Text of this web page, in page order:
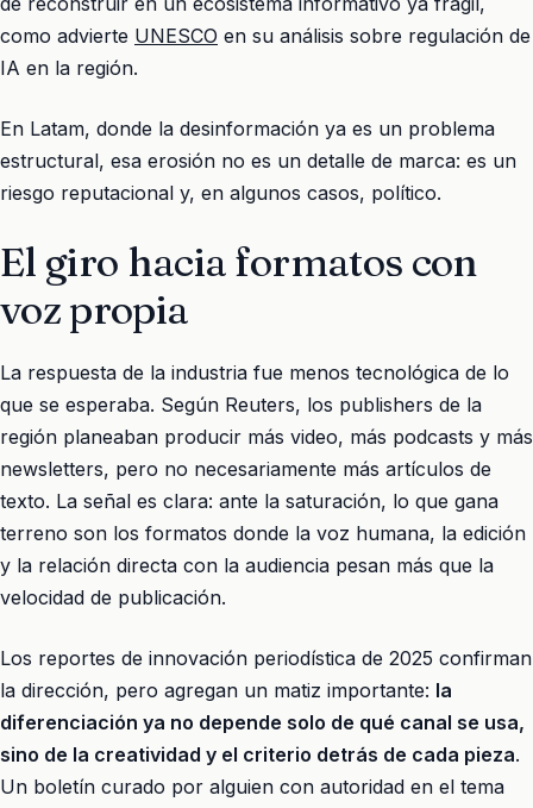
como advierte UNESCO en su análisis sobre regulación de
IA en la región.
En Latam, donde la desinformación ya es un problema
estructural, esa erosión no es un detalle de marca: es un
riesgo reputacional y, en algunos casos, político.
El giro hacia formatos con
voz propia
La respuesta de la industria fue menos tecnológica de lo
que se esperaba. Según Reuters, los publishers de la
región planeaban producir más video, más podcasts y más
newsletters, pero no necesariamente más artículos de
texto. La señal es clara: ante la saturación, lo que gana
terreno son los formatos donde la voz humana, la edición
y la relación directa con la audiencia pesan más que la
velocidad de publicación.
Los reportes de innovación periodística de 2025 confirman
la dirección, pero agregan un matiz importante: la
diferenciación ya no depende solo de qué canal se usa,
sino de la creatividad y el criterio detrás de cada pieza.
Un boletín curado por alguien con autoridad en el tema